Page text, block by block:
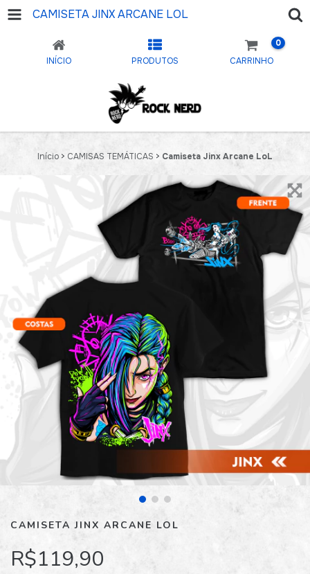
CAMISETA JINX ARCANE LOL
INÍCIO PRODUTOS CARRINHO
0
Início > CAMISAS TEMÁTICAS > Camiseta Jinx Arcane LoL
CAMISETA JINX ARCANE LOL
R$119,90